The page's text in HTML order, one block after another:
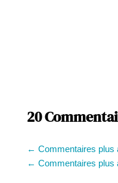
20
← Commentaires plus
← Commentaires plus